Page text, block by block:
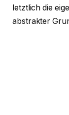
letztlich die
abstrakter